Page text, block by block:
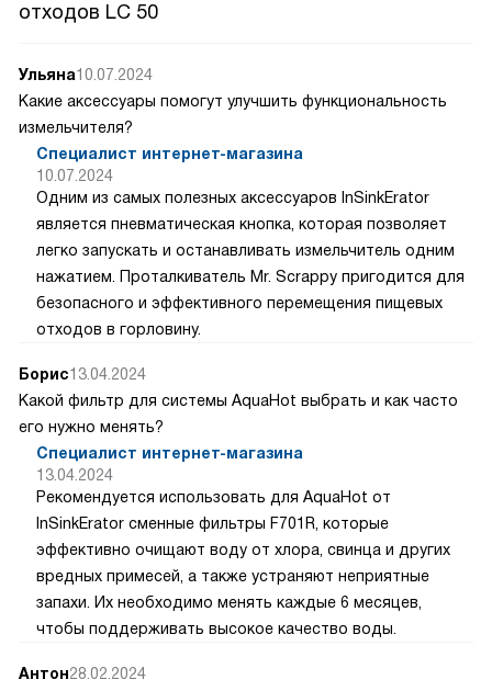
отходов LC 50
Ульяна10.07.2024
Какие аксессуары помогут улучшить функциональность
измельчителя?
Специалист интернет-магазина
10.07.2024
Одним из самых полезных аксессуаров InSinkErator
является пневматическая кнопка, которая позволяет
легко запускать и останавливать измельчитель одним
нажатием. Проталкиватель Mr. Scrappy пригодится для
безопасного и эффективного перемещения пищевых
отходов в горловину.
Борис13.04.2024
Какой фильтр для системы AquaHot выбрать и как часто
его нужно менять?
Специалист интернет-магазина
13.04.2024
Рекомендуется использовать для AquaHot от
InSinkErator сменные фильтры F701R, которые
эффективно очищают воду от хлора, свинца и других
вредных примесей, а также устраняют неприятные
запахи. Их необходимо менять каждые 6 месяцев,
чтобы поддерживать высокое качество воды.
Антон28.02.2024